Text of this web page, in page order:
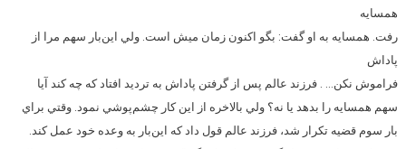
همسايه
رفت. همسايه به او گفت: بگو اكنون زمان ميش است. ولي اين‌بار سهم مرا از
پاداش
فراموش نكن… . فرزند عالم پس از گرفتن پاداش به ترديد افتاد كه چه كند آيا
سهم همسايه را بدهد يا نه؟ ولي بالاخره از اين كار چشم‌پوشي نمود. وقتي براي
بار سوم قضيه تكرار شد، فرزند عالم قول داد كه اين‌بار به وعده خود عمل كند.